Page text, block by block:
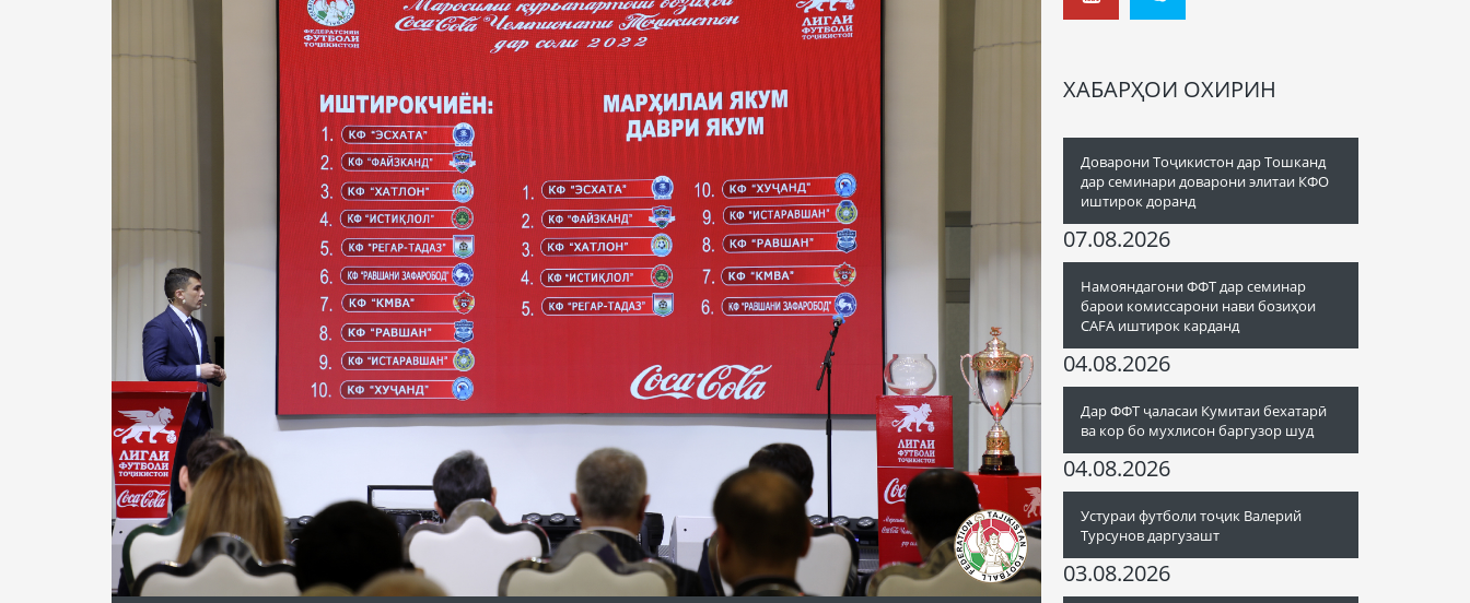
ХАБАРҲОИ ОХИРИН
Доварони Тоҷикистон дар Тошканд
дар семинари доварони элитаи КФО
иштирок доранд
07.08.2026
Намояндагони ФФТ дар семинар
барои комиссарони нави бозиҳои
CAFA иштирок карданд
04.08.2026
Дар ФФТ ҷаласаи Кумитаи бехатарӣ
ва кор бо мухлисон баргузор шуд
04.08.2026
Устураи футболи тоҷик Валерий
Турсунов даргузашт
03.08.2026